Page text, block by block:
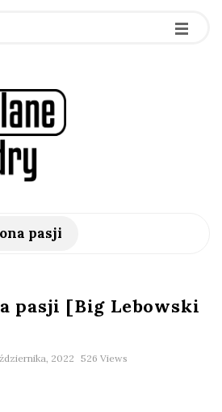
pasji
pasji [Big Lebowski
2022 526 Views